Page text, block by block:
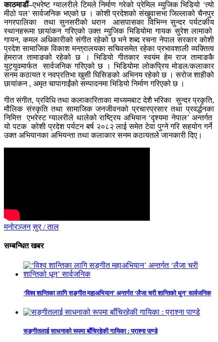
काठमाडौं–एभरेष्ट ग्यालरीले टिमले निर्माण गरेको प्रेमिल म्युजिक भिडियो ‘त्यो
मीठो पल’ सार्वजनिक भएको छ । कोशी प्रदेशको संखुवासभा जिल्लाको चैनपुर
नगरपालिका तथा सुनसरीको धरान आसपासका विभिन्न सुन्दर पर्यटकीय
स्थानहरूमा छायांकन गरिएको उक्त म्युजिक भिडियोमा गायक सुरेश लामाको
गायन, कमल अधिकारीको संगीत रहेको छ भने शब्द रचना नेपाल सरकार कोशी
प्रदेश सामाजिक विकाश मन्त्रालयका सचिवसमेत रहेका प्रभावशाली व्यक्तित्व
हेमराज तामाङको रहेको छ । भिडियो गीतकार स्वयंम हेम राज तामाङकै
युट्युवमार्फत सार्वजनिक गरिएको छ । भिडियोमा लोकप्रिय मोडल/कलाकार
सनम कठायत र नवप्रतिभा खुसी घिसिङको अभिनय रहेको छ । सरोज शाहीको
छायांकन , अमृत चापागाईंको सम्पादनमा भिडियो निर्माण गरिएको छ ।
गीत संगीत, प्रविधि तथा कलाकारिताका माध्यमबाट देशै भरिका सुन्दर प्रकृति,
मौलिक संस्कृति तथा सामाजिक जनजीवनको प्रचारप्रसार तथा प्रवर्द्धनका
निमित्त एभरेस्ट ग्यालरीले थालेको राष्ट्रिय अभियान ‘दृश्यमा नेपाल’ अन्तर्गत
यो पटक कोशी प्रदेश पर्यटन बर्ष २०८२ लाई समेत टेवा पुग्ने गरि सहयोग गर्ने
उक्त अभियानका अभियन्ता तथा कलाकार सनम कठायतले जानकारी दिए।
मनोरञ्जन सुर / ताल
सम्बन्धित खबर
‘विश्व शान्तिका लागि सङ्गीत महाअभियान’ अन्तर्गत ‘लैजा चरी शान्तिको धून’ सार्वजनिक
सङ्गीतलाई साधनाको रूपमा बाँचिरहेकी गायिका : प्राश्ना पाण्डे